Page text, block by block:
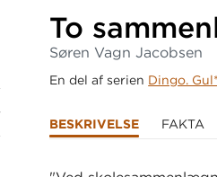
To
Søren Vagn Jacobsen
En del af serien Dingo.
BESKRIVELSE FAKTA